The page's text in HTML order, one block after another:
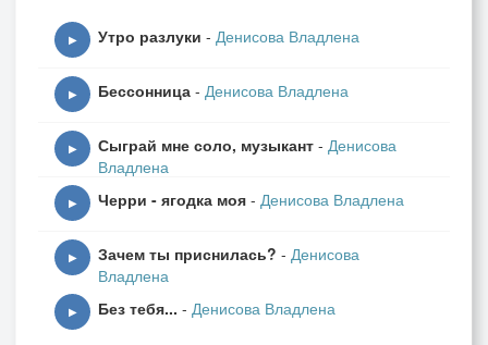
Ищу теперь повсюду,
Незабудки голубые,
Как мои мечты,
Пусть тебе приносят счастье
Не забыть теперь мне
Этих синих глаз,
Потому так грустно
▶ Утро разлуки - Денисова Владлена
▶ Бессонница - Денисова Владлена
▶ Сыграй мне соло, музыкант - Денисова
Владлена
▶ Черри - ягодка моя - Денисова Владлена
▶ Зачем ты приснилась? - Денисова
Владлена
▶ Без тебя... - Денисова Владлена